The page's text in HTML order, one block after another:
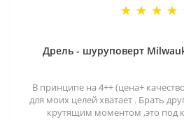
Дрель - шуруповерт
В принципе на 4++ (цена+
для моих целей хватает . Брать
крутящим моментом ,это под